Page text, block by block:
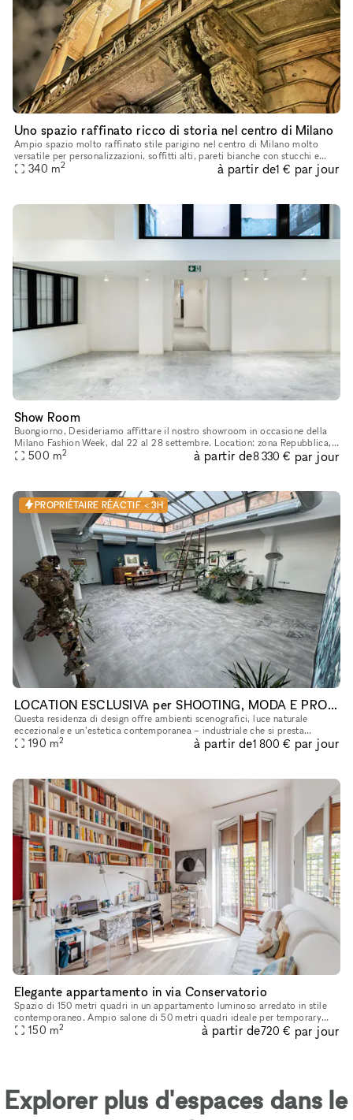
Uno spazio raffinato ricco di storia nel centro di Milano
Ampio spazio molto raffinato stile parigino nel centro di Milano molto
versatile per personalizzazioni, soffitti alti, pareti bianche con stucchi e
boiserie bianche, parquet in rovere d’epoca. Ricco
340 m2 à partir de1 € par jour
Show Room
Buongiorno, Desideriamo affittare il nostro showroom in occasione della
Milano Fashion Week, dal 22 al 28 settembre. Location: zona Repubblica,
in pieno centro a Milano Superficie: 700 mq totali, d
500 m2 à partir de8 330 € par jour
PROPRIÉTAIRE RÉACTIF < 3H
LOCATION ESCLUSIVA per SHOOTING, MODA E PRODUZIONI CREATIVI in CINA TOWN
Questa residenza di design offre ambienti scenografici, luce naturale
eccezionale e un’estetica contemporanea – industriale che si presta
perfettamente a produzioni creative internationali. Due zone
190 m2 à partir de1 800 € par jour
Elegante appartamento in via Conservatorio
Spazio di 150 metri quadri in un appartamento luminoso arredato in stile
contemporaneo. Ampio salone di 50 metri quadri ideale per temporary
show room. L'appartamento viene messo a disposizione in e
150 m2 à partir de720 € par jour
Explorer plus d'espaces dans le